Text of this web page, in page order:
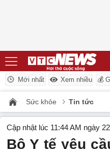
Mới nhất Xem nhiều 💰
Sức khỏe Tin tức
Cập nhật lúc 11:44 AM ngày
Bộ Y tế yêu